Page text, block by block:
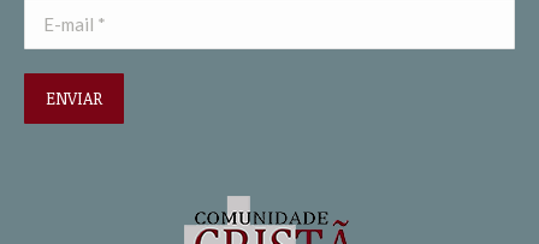
E-mail *
ENVIAR